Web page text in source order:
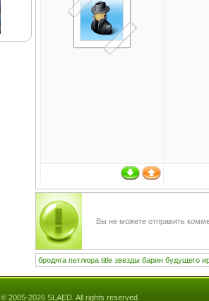
Вы не можете отправить
бродяга петлюра title звезды барин будущего
© 2005-2026 SLAED. All rights reserved.